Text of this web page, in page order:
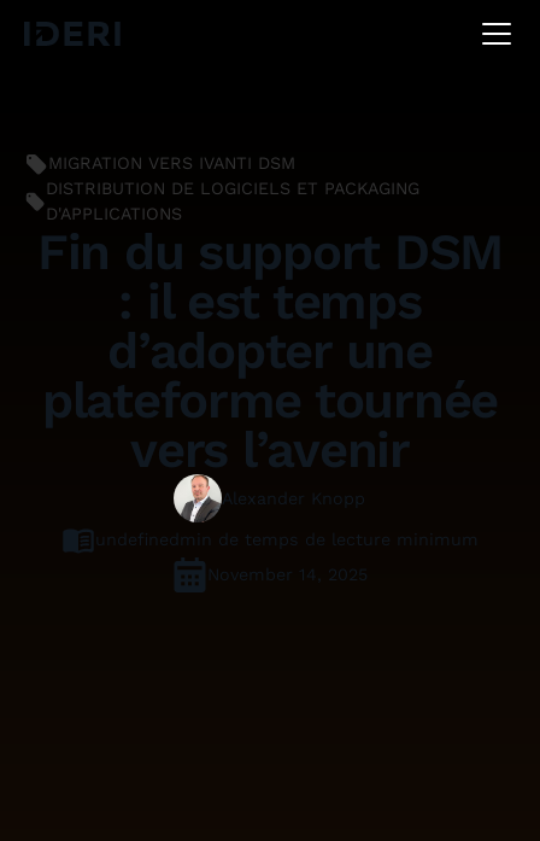
DEEN
MIGRATION VERS IVANTI DSM
DISTRIBUTION DE LOGICIELS ET PACKAGING
D'APPLICATIONS
Fin du support DSM
: il est temps
d’adopter une
plateforme tournée
vers l’avenir
Alexander Knopp
undefined min de temps de lecture minimum
November 14, 2025